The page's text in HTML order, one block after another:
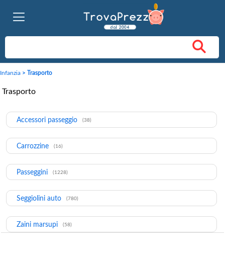
Infanzia > Trasporto
Trasporto
Accessori passeggio (38)
Carrozzine (16)
Passeggini (1228)
Seggiolini auto (780)
Zaini marsupi (58)